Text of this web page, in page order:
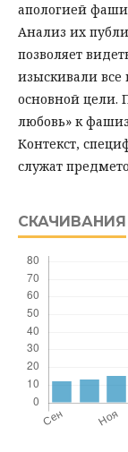
апологией
Анализ их
позволяет
изыскивали
основной цели.
любовь» к
Контекст,
служат
СКАЧИВАНИЯ